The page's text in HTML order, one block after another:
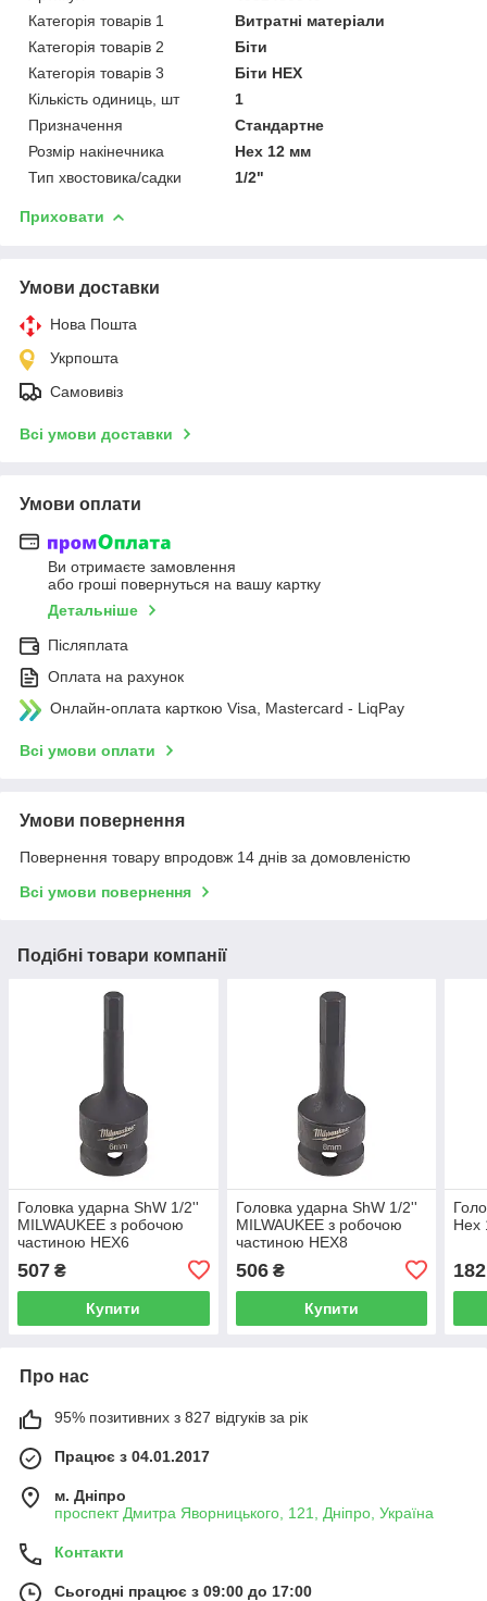
Категорія товарів 1
Витратні матеріали
Категорія товарів 2
Біти
Категорія товарів 3
Біти HEX
Кількість одиниць, шт
1
Призначення
Стандартне
Розмір накінечника
Hex 12 мм
Тип хвостовика/садки
1/2"
Приховати
Умови доставки
Нова Пошта
Укрпошта
Самовивіз
Всі умови доставки
Умови оплати
Ви отримаєте замовлення
або гроші повернуться на вашу картку
Детальніше
Післяплата
Оплата на рахунок
Онлайн-оплата карткою Visa, Mastercard - LiqPay
Всі умови оплати
Умови повернення
Повернення товару впродовж 14 днів за домовленістю
Всі умови повернення
Подібні товари компанії
Головка ударна ShW 1/2''
MILWAUKEE з робочою
частиною HEX6
507 ₴
Купити
Головка ударна ShW 1/2''
MILWAUKEE з робочою
частиною HEX8
506₴
Купити
Hex
182
Про нас
95% позитивних з 827 відгуків за рік
Працює з 04.01.2017
м. Дніпро
проспект Дмитра Яворницького, 121, Дніпро, Україна
Контакти
Сьогодні працює з 09:00 до 17:00